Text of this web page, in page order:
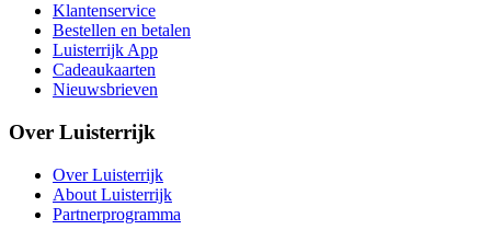
Klantenservice
Bestellen en betalen
Luisterrijk App
Cadeaukaarten
Nieuwsbrieven
Over Luisterrijk
Over Luisterrijk
About Luisterrijk
Partnerprogramma